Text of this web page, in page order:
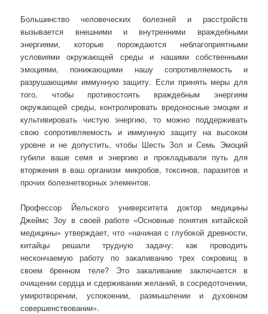
Большинство человеческих болезней и расстройств
вызывается внешними и внутренними враждебными
энергиями, которые порождаются неблагоприятными
условиями окружающей среды и нашими собственными
эмоциями, понижающими нашу сопротивляемость и
разрушающими иммунную защиту. Если принять меры для
того, чтобы противостоять враждебным энергиям
окружающей среды, контролировать вредоносные эмоции и
культивировать чистую энергию, то можно поддерживать
свою сопротивляемость и иммунную защиту на высоком
уровне и не допустить, чтобы Шесть Зол и Семь Эмоций
губили ваше семя и энергию и прокладывали путь для
вторжения в ваш организм микробов, токсинов, паразитов и
прочих болезнетворных элементов.
Профессор Йельского университета доктор медицины
Джеймс Зоу в своей работе «Основные понятия китайской
медицины» утверждает, что «начиная с глубокой древности,
китайцы решали трудную задачу: как проводить
нескончаемую работу по закаливанию трех сокровищ в
своем бренном теле? Это закаливание заключается в
очищении сердца и сдерживании желаний, в сосредоточении,
умиротворении, успокоении, размышлении и духовном
совершенствовании».